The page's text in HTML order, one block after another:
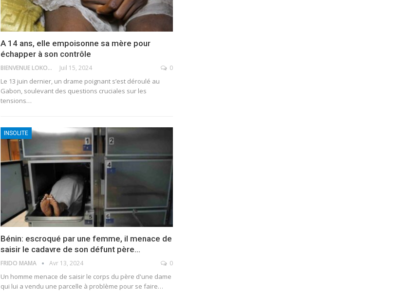
A 14 ans, elle empoisonne sa mère pour
échapper à son contrôle
BIENVENUE LOKOSSOU Juil 15, 2024 0
Le 13 juin dernier, un drame poignant s’est déroulé au
Gabon, soulevant des questions cruciales sur les
tensions…
INSOLITE
Bénin: escroqué par une femme, il menace de
saisir le cadavre de son défunt père…
FRIDO MAMA Avr 13, 2024 0
Un homme menace de saisir le corps du père d'une dame
qui lui a vendu une parcelle à problème pour se faire…